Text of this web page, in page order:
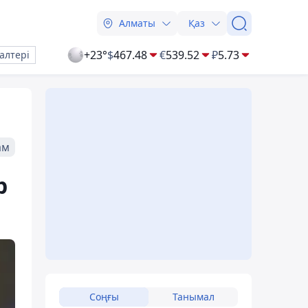
Алматы Қаз
+23°$467.48 €539.52 ₽5.73
Соңғы Танымал